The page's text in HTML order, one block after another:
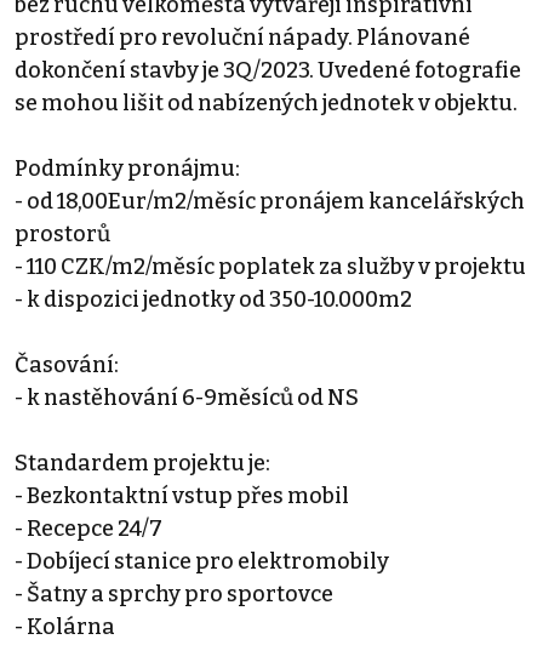
prostředí pro revoluční nápady. Plánované
dokončení stavby je 3Q/2023. Uvedené fotografie
se mohou lišit od nabízených jednotek v objektu.
Podmínky pronájmu:
- od 18,00Eur/m2/měsíc pronájem kancelářských
prostorů
- 110 CZK/m2/měsíc poplatek za služby v projektu
- k dispozici jednotky od 350-10.000m2
Časování:
- k nastěhování 6-9měsíců od NS
Standardem projektu je:
- Bezkontaktní vstup přes mobil
- Recepce 24/7
- Dobíjecí stanice pro elektromobily
- Šatny a sprchy pro sportovce
- Kolárna